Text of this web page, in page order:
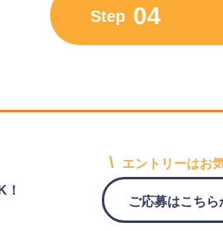
Step 04
！
\ エントリーはお
ご応募はこちら